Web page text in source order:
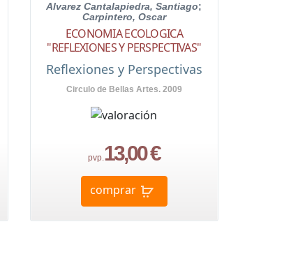
Alvarez Cantalapiedra, Santiago;
Carpintero, Oscar
ECONOMIA ECOLOGICA
"REFLEXIONES Y PERSPECTIVAS"
Reflexiones y Perspectivas
Circulo de Bellas Artes. 2009
pvp.13,00 €
comprar